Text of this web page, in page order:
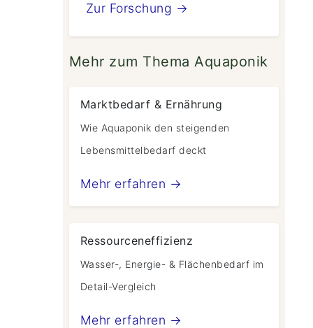
Zur Forschung →
Mehr zum Thema Aquaponik
Marktbedarf & Ernährung
Wie Aquaponik den steigenden
Lebensmittelbedarf deckt
Mehr erfahren →
Ressourceneffizienz
Wasser-, Energie- & Flächenbedarf im
Detail-Vergleich
Mehr erfahren →